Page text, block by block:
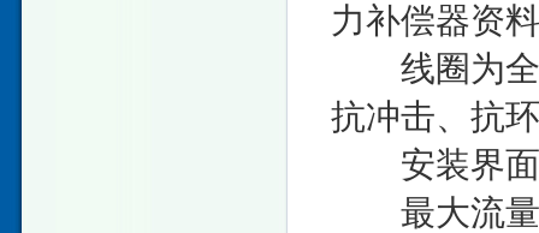
力补偿器资
线圈为全
抗冲击、抗
安装界面
最大流量